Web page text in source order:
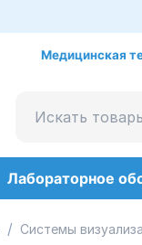
Медицинская
Лабораторное
/ Системы